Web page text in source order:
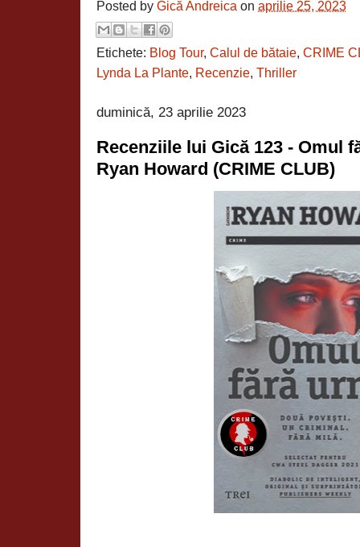
Posted by Gică Andreica on aprilie 25, 2023
Etichete: Blog Tour, Calul de bătaie, CRIME
Lynda La Plante, Recenzie, Thriller
duminică, 23 aprilie 2023
Recenziile lui Gică 123 - Omul
Ryan Howard (CRIME CLUB)